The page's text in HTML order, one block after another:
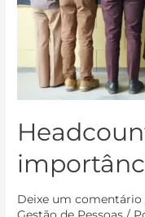
Deixe um comentário